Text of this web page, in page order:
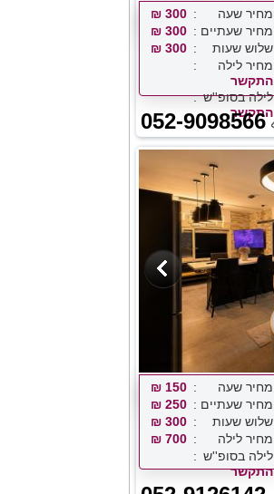
מחיר שעה
300 ₪
מחיר שעתיים
300 ₪
שלוש שעות
300 ₪
מחיר לילה
התקשר
לילה בסופ''ש
התקשר
052-9098566
מחיר שעה
150 ₪
מחיר שעתיים
250 ₪
שלוש שעות
300 ₪
מחיר לילה
700 ₪
לילה בסופ''ש
התקשר